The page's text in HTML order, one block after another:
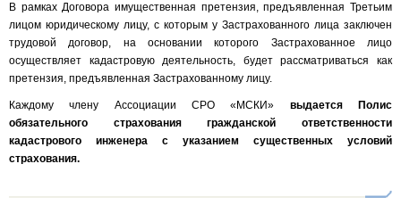
В рамках Договора имущественная претензия, предъявленная Третьим
лицом юридическому лицу, с которым у Застрахованного лица заключен
трудовой договор, на основании которого Застрахованное лицо
осуществляет кадастровую деятельность, будет рассматриваться как
претензия, предъявленная Застрахованному лицу.
Каждому члену Ассоциации СРО «МСКИ» выдается Полис
обязательного страхования гражданской ответственности
кадастрового инженера с указанием существенных условий
страхования.